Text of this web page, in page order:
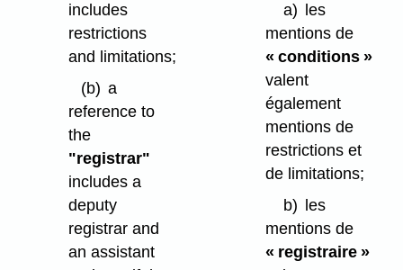
includes
restrictions
and limitations;
(b) a
reference to
the
"registrar"
includes a
deputy
registrar and
an assistant
a)
les
mentions de
« conditions »
valent
également
mentions de
restrictions et
de limitations;
b) les
mentions de
« registraire »